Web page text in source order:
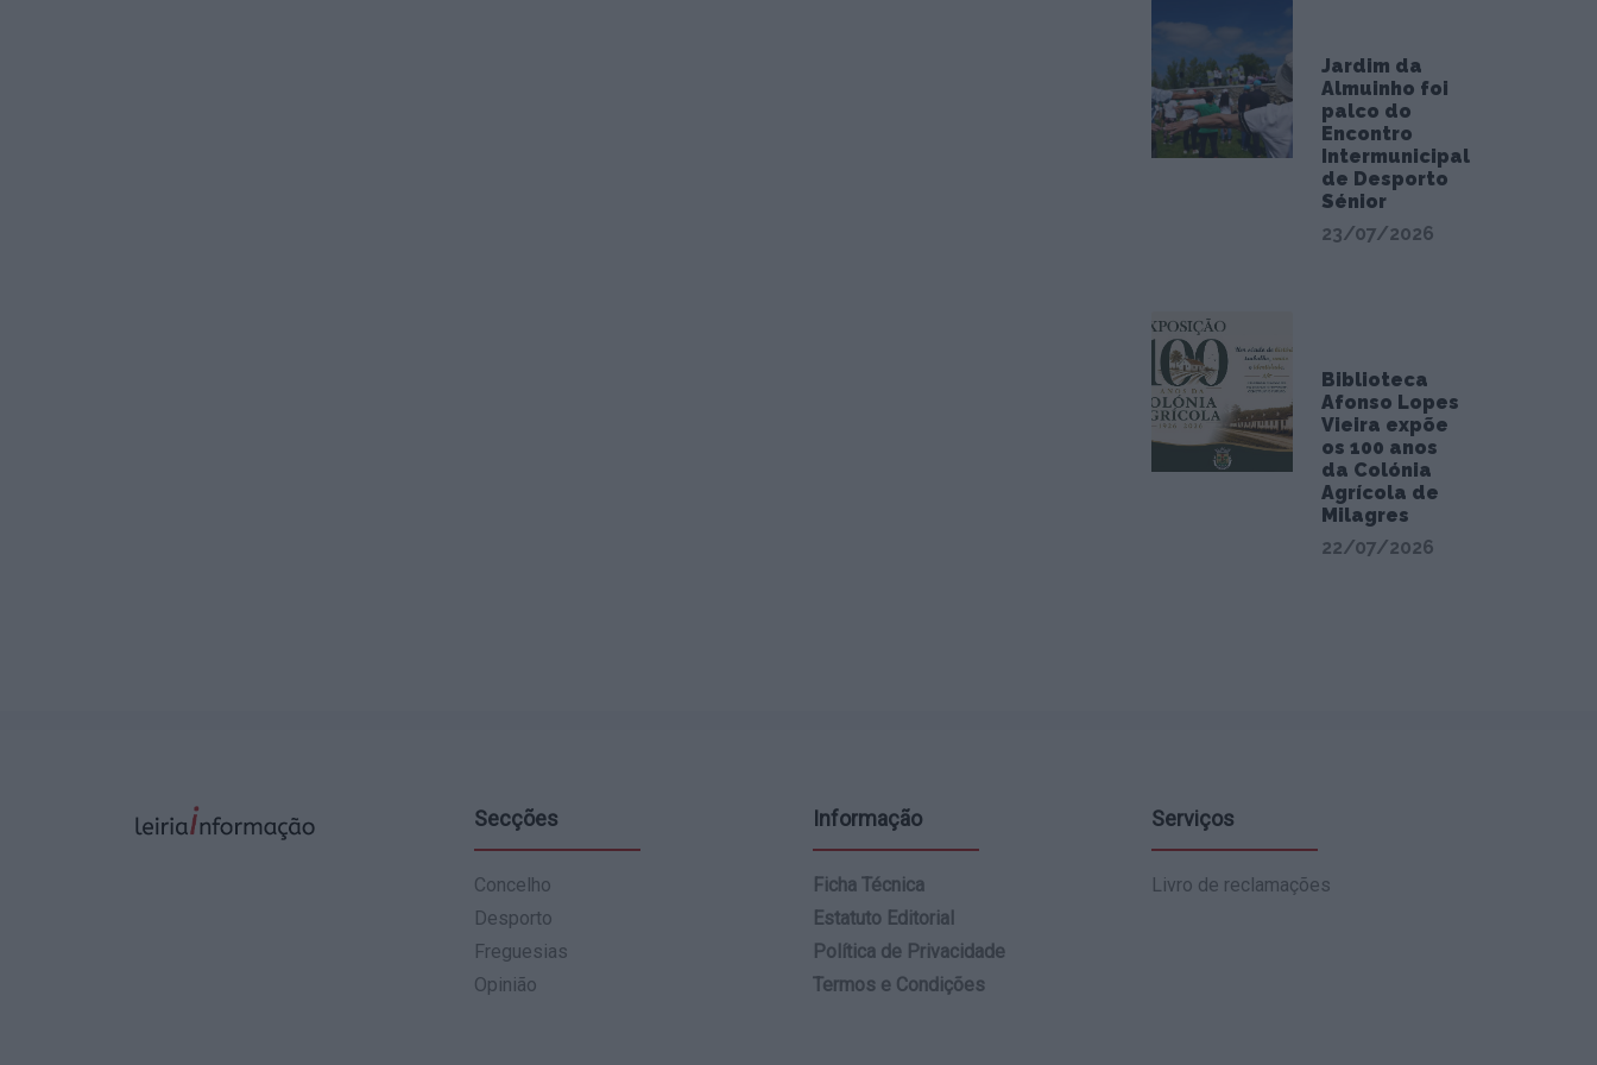
Jardim da
Almuinho foi
palco do
Encontro
Intermunicipal
de Desporto
Sénior
23/07/2026
Biblioteca
Afonso Lopes
Vieira expõe
os 100 anos
da Colónia
Agrícola de
Milagres
22/07/2026
Secções
Concelho
Desporto
Freguesias
Opinião
Informação
Ficha Técnica
Estatuto Editorial
Política de Privacidade
Termos e Condições
Serviços
Livro de reclamações